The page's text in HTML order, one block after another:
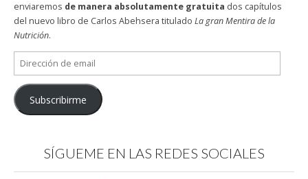
enviaremos de manera absolutamente gratuita dos capítulos
del nuevo libro de Carlos Abehsera titulado La gran Mentira de la
Nutrición.
Dirección
de
email
Subscribirme
SÍGUEME EN LAS REDES SOCIALES